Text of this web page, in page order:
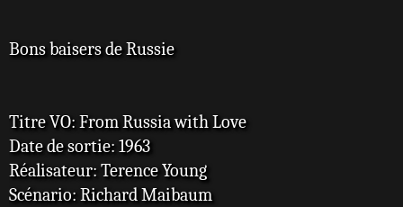
Bons baisers de Russie
Titre VO: From Russia with Love
Date de sortie: 1963
Réalisateur: Terence Young
Scénario: Richard Maibaum